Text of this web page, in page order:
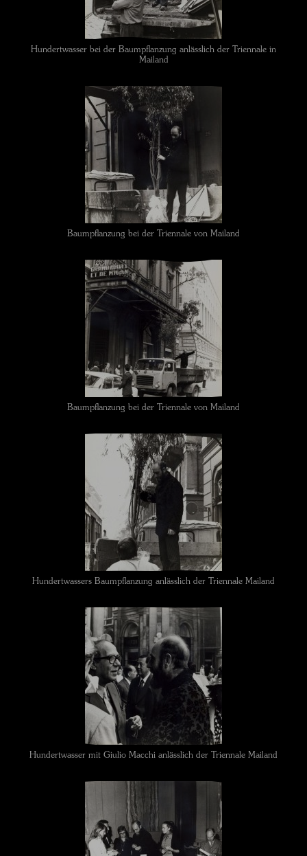
Hundertwasser bei der Baumpflanzung anlässlich der Triennale in
Mailand
Baumpflanzung bei der Triennale von Mailand
Baumpflanzung bei der Triennale von Mailand
Hundertwassers Baumpflanzung anlässlich der Triennale Mailand
Hundertwasser mit Giulio Macchi anlässlich der Triennale Mailand